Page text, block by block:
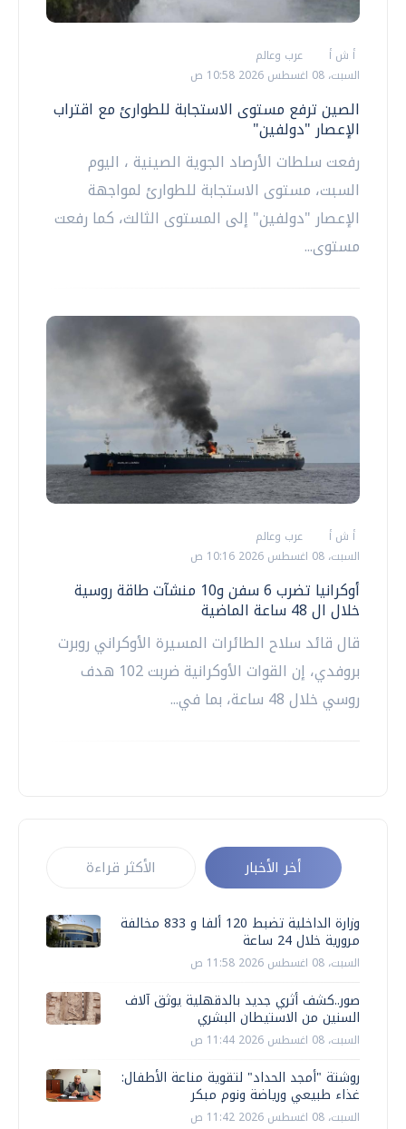
أ ش أ
عرب وعالم
السبت، 08 اغسطس 2026 10:58 ص
الصين ترفع مستوى الاستجابة للطوارئ مع اقتراب
الإعصار "دولفين"
رفعت سلطات الأرصاد الجوية الصينية ، اليوم
السبت، مستوى الاستجابة للطوارئ لمواجهة
الإعصار "دولفين" إلى المستوى الثالث، كما رفعت
مستوى...
أ ش أ
عرب وعالم
السبت، 08 اغسطس 2026 10:16 ص
أوكرانيا تضرب 6 سفن و10 منشآت طاقة روسية
خلال ال 48 ساعة الماضية
قال قائد سلاح ‌الطائرات المسيرة الأوكراني ​روبرت
بروفدي، إن القوات الأوكرانية ضربت 102 هدف
روسي خلال 48 ساعة، بما في...
أخر الأخبار الأكثر قراءة
وزارة الداخلية تضبط 120 ألفا و 833 مخالفة
مرورية خلال 24 ساعة
السبت، 08 اغسطس 2026 11:58 ص
صور..كشف أثري جديد بالدقهلية يوثق آلاف
السنين من الاستيطان البشري
السبت، 08 اغسطس 2026 11:44 ص
روشتة "أمجد الحداد" لتقوية مناعة الأطفال:
غذاء طبيعي ورياضة ونوم مبكر
السبت، 08 اغسطس 2026 11:42 ص